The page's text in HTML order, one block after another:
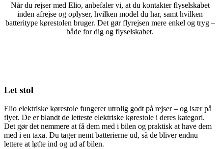
Når du rejser med Elio, anbefaler vi, at du kontakter flyselskabet
inden afrejse og oplyser, hvilken model du har, samt hvilken
batteritype kørestolen bruger. Det gør flyrejsen mere enkel og tryg –
både for dig og flyselskabet.
Let stol
Elio elektriske kørestole fungerer utrolig godt på rejser – og især på
flyet. De er blandt de letteste elektriske kørestole i deres kategori.
Det gør det nemmere at få dem med i bilen og praktisk at have dem
med i en taxa. Du tager nemt batterierne ud, så de bliver endnu
lettere at løfte ind og ud af bilen.